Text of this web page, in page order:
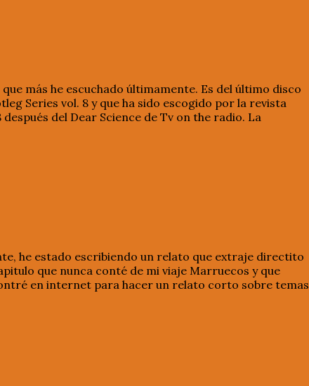
más he escuchado últimamente. Es del último disco
Series vol. 8 y que ha sido escogido por la revista
del Dear Science de Tv on the radio. La
he estado escribiendo un relato que extraje directito
que nunca conté de mi viaje Marruecos y que
en internet para hacer un relato corto sobre temas